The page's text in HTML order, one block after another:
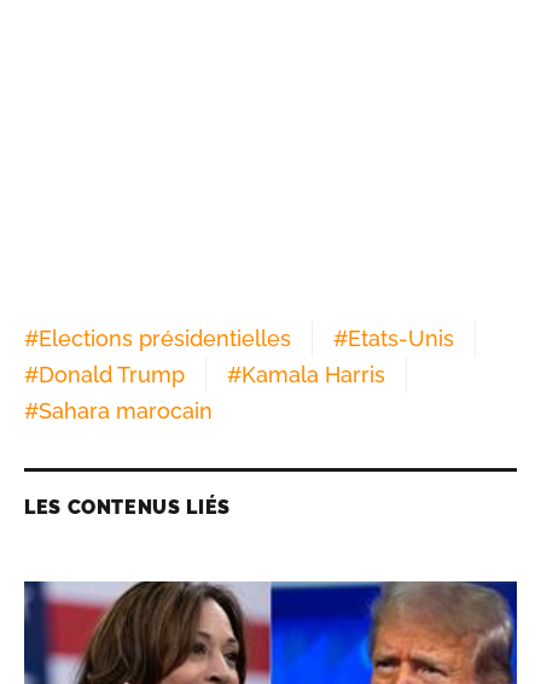
#Elections présidentielles #Etats-Unis
#Donald Trump #Kamala Harris
#Sahara marocain
LES CONTENUS LIÉS